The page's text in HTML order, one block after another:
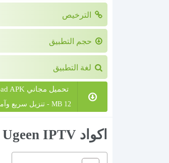
الترخيص
حجم التطبيق
لغة التطبيق
تحميل مجاني Download APK
12 MB - تنزيل سريع وآمن
اكواد Ugeen IPTV للبث المباشر للاندرويد اخر اصدار 2024